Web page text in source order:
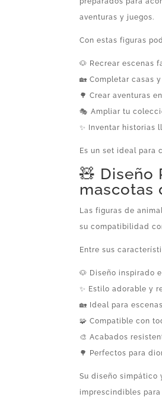
aventuras y juegos.
Con estas figuras
🐶 Recrear escenas
🏡 Completar casas
🌳 Crear aventuras
🎭 Ampliar tu
✨ Inventar historias
Es un set ideal para
🧸 Diseño
mascotas
Las figuras de
su compatibilidad
Entre sus
🐶 Diseño inspirado
✨ Estilo adorable y
🏡 Ideal para
🧩 Compatible con
🎨 Acabados
🌳 Perfectos para
Su diseño simpático
imprescindibles